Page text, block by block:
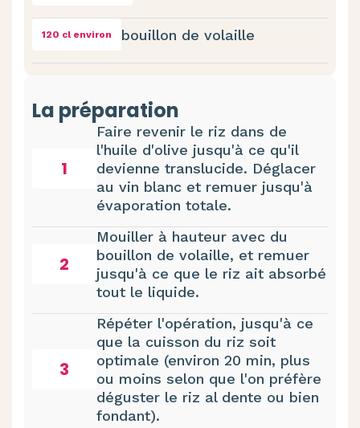
120 cl environ bouillon de volaille
La préparation
1
Faire revenir le riz dans de
l'huile d'olive jusqu'à ce qu'il
devienne translucide. Déglacer
au vin blanc et remuer jusqu'à
évaporation totale.
2
Mouiller à hauteur avec du
bouillon de volaille, et remuer
jusqu'à ce que le riz ait absorbé
tout le liquide.
3
Répéter l'opération, jusqu'à ce
que la cuisson du riz soit
optimale (environ 20 min, plus
ou moins selon que l'on préfère
déguster le riz al dente ou bien
fondant).